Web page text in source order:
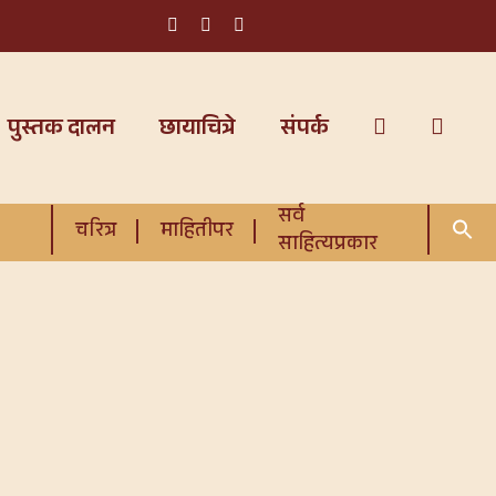
पुस्तक दालन छायाचित्रे संपर्क
चरित्र माहितीपर
सर्व
साहित्यप्रकार